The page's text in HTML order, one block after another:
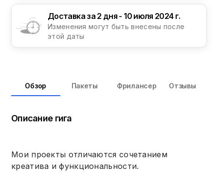
Доставка за 2 дня - 10 июля 2024 г.
Изменения могут быть внесены после
этой даты
Обзор Пакеты Фрилансер Отзывы
Описание гига
Мои проекты отличаются сочетанием
креатива и функциональности.